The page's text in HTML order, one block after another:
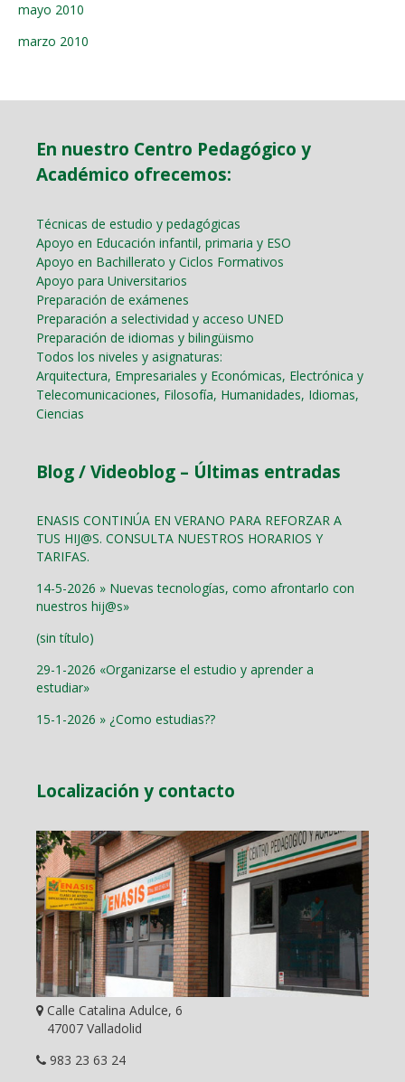
mayo 2010
marzo 2010
En nuestro Centro Pedagógico y
Académico ofrecemos:
Técnicas de estudio y pedagógicas
Apoyo en Educación infantil, primaria y ESO
Apoyo en Bachillerato y Ciclos Formativos
Apoyo para Universitarios
Preparación de exámenes
Preparación a selectividad y acceso UNED
Preparación de idiomas y bilingüismo
Todos los niveles y asignaturas:
Arquitectura, Empresariales y Económicas, Electrónica y
Telecomunicaciones, Filosofía, Humanidades, Idiomas,
Ciencias
Blog / Videoblog – Últimas entradas
ENASIS CONTINÚA EN VERANO PARA REFORZAR A
TUS HIJ@S. CONSULTA NUESTROS HORARIOS Y
TARIFAS.
14-5-2026 » Nuevas tecnologías, como afrontarlo con
nuestros hij@s»
(sin título)
29-1-2026 «Organizarse el estudio y aprender a
estudiar»
15-1-2026 » ¿Como estudias??
Localización y contacto
Calle Catalina Adulce, 6
47007 Valladolid
983 23 63 24